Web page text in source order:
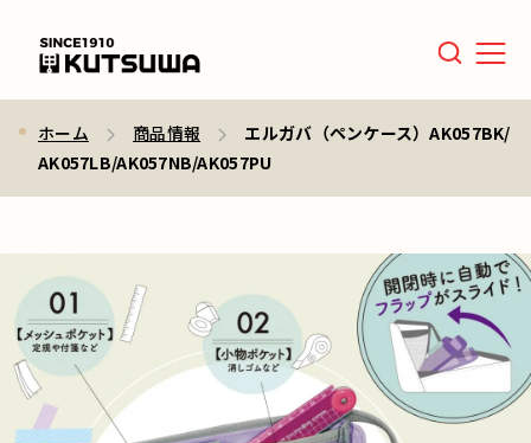
Menu
ホーム 商品情報
エルガバ（ペンケース）AK057BK/
AK057LB/AK057NB/AK057PU